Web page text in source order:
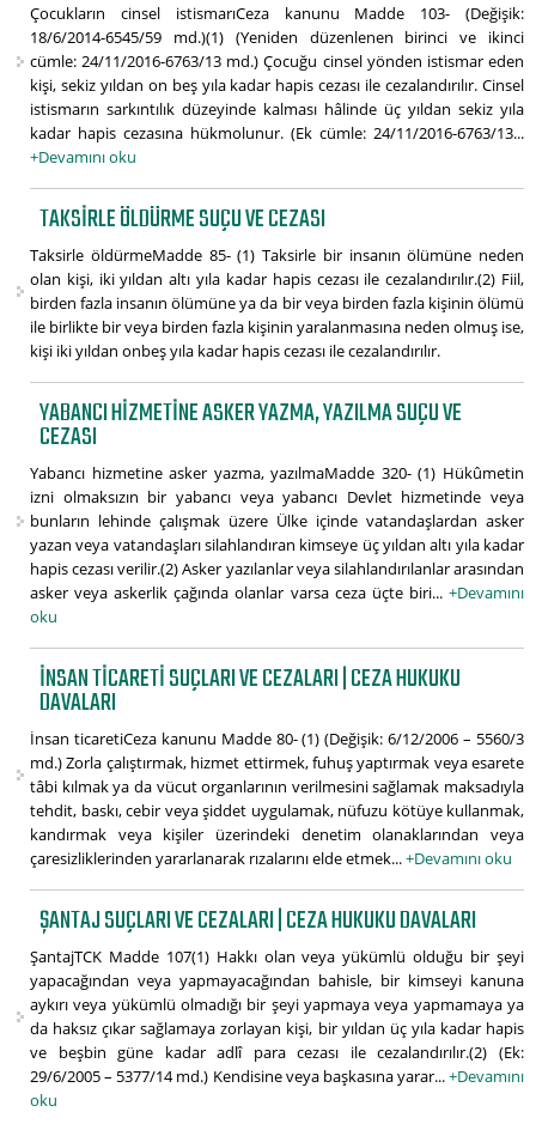
Çocukların cinsel istismarıCeza kanunu Madde 103- (Değişik:
18/6/2014-6545/59 md.)(1) (Yeniden düzenlenen birinci ve ikinci
cümle: 24/11/2016-6763/13 md.) Çocuğu cinsel yönden istismar eden
kişi, sekiz yıldan on beş yıla kadar hapis cezası ile cezalandırılır. Cinsel
istismarın sarkıntılık düzeyinde kalması hâlinde üç yıldan sekiz yıla
kadar hapis cezasına hükmolunur. (Ek cümle: 24/11/2016-6763/13...
+Devamını oku
TAKSIRLE ÖLDÜRME SUÇU VE CEZASI
Taksirle öldürmeMadde 85- (1) Taksirle bir insanın ölümüne neden
olan kişi, iki yıldan altı yıla kadar hapis cezası ile cezalandırılır.(2) Fiil,
birden fazla insanın ölümüne ya da bir veya birden fazla kişinin ölümü
ile birlikte bir veya birden fazla kişinin yaralanmasına neden olmuş ise,
kişi iki yıldan onbeş yıla kadar hapis cezası ile cezalandırılır.
YABANCI HIZMETINE ASKER YAZMA, YAZILMA SUÇU VE
CEZASI
Yabancı hizmetine asker yazma, yazılmaMadde 320- (1) Hükûmetin
izni olmaksızın bir yabancı veya yabancı Devlet hizmetinde veya
bunların lehinde çalışmak üzere Ülke içinde vatandaşlardan asker
yazan veya vatandaşları silahlandıran kimseye üç yıldan altı yıla kadar
hapis cezası verilir.(2) Asker yazılanlar veya silahlandırılanlar arasından
asker veya askerlik çağında olanlar varsa ceza üçte biri... +Devamını
oku
İNSAN TICARETI SUÇLARI VE CEZALARI | CEZA HUKUKU
DAVALARI
İnsan ticaretiCeza kanunu Madde 80- (1) (Değişik: 6/12/2006 – 5560/3
md.) Zorla çalıştırmak, hizmet ettirmek, fuhuş yaptırmak veya esarete
tâbi kılmak ya da vücut organlarının verilmesini sağlamak maksadıyla
tehdit, baskı, cebir veya şiddet uygulamak, nüfuzu kötüye kullanmak,
kandırmak veya kişiler üzerindeki denetim olanaklarından veya
çaresizliklerinden yararlanarak rızalarını elde etmek...+Devamını oku
ŞANTAJ SUÇLARI VE CEZALARI | CEZA HUKUKU DAVALARI
ŞantajTCK Madde 107(1) Hakkı olan veya yükümlü olduğu bir şeyi
yapacağından veya yapmayacağından bahisle, bir kimseyi kanuna
aykırı veya yükümlü olmadığı bir şeyi yapmaya veya yapmamaya ya
da haksız çıkar sağlamaya zorlayan kişi, bir yıldan üç yıla kadar hapis
ve beşbin güne kadar adlî para cezası ile cezalandırılır.(2) (Ek:
29/6/2005 – 5377/14 md.) Kendisine veya başkasına yarar...+Devamını
oku